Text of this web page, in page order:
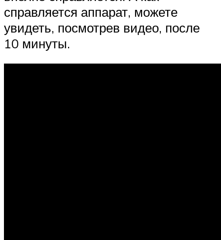
справляется аппарат, можете
увидеть, посмотрев видео, после
10 минуты.